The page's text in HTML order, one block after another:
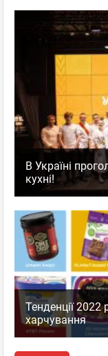
В Україні
кухні!
Тенденції 2022
харчування